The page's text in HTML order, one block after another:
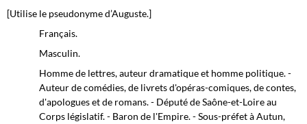
[Utilise le pseudonyme d’Auguste.]
Français.
Masculin.
Homme de lettres, auteur dramatique et homme politique. -
Auteur de comédies, de livrets d'opéras-comiques, de contes,
d'apologues et de romans. - Député de Saône-et-Loire au
Corps législatif. - Baron de l'Empire. - Sous-préfet à Autun,